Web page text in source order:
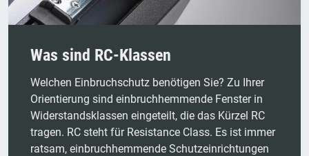
Was sind RC-Klassen
Welchen Einbruchschutz benötigen Sie? Zu Ihrer
Orientierung sind einbruchhemmende Fenster in
Widerstandsklassen eingeteilt, die das Kürzel RC
tragen. RC steht für Resistance Class. Es ist immer
ratsam, einbruchhemmende Schutzeinrichtungen